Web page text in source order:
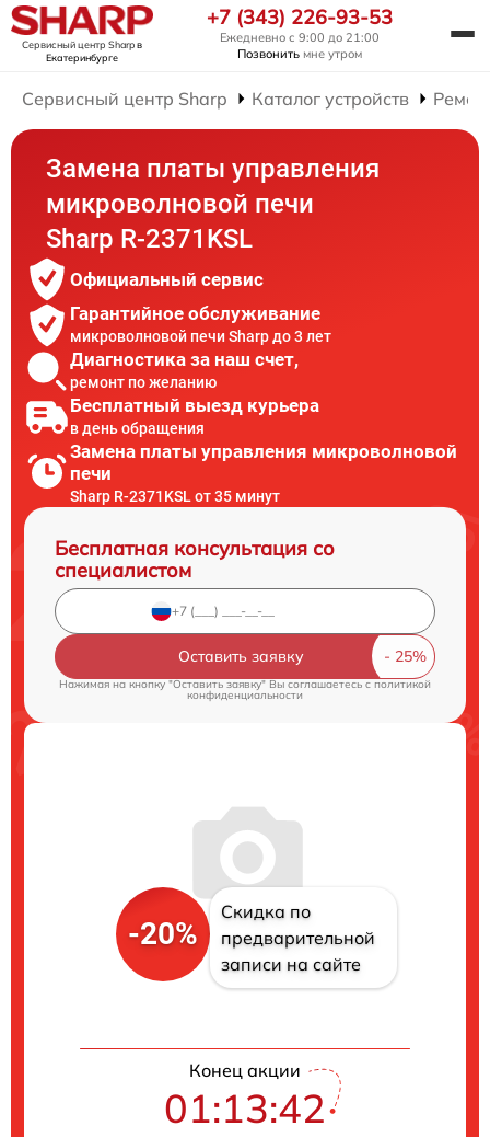
Сервисный центр Sharpв
Екатеринбурге
+7 (343) 226-93-53
Ежедневно с 9:00 до 21:00
Позвонить мне утром
Сервисный центр Sharp Каталог устройств
Замена платы управления
микроволновой печи
Sharp R-2371KSL
Официальный сервис
Гарантийное обслуживание
микроволновой печи Sharp до 3 лет
Диагностика за наш счет,
ремонт по желанию
Бесплатный выезд курьера
в день обращения
Замена платы управления микроволновой
печи
Sharp R-2371KSL от 35 минут
Бесплатная консультация со
специалистом
Оставить заявку
Нажимая на кнопку "Оставить заявку" Вы соглашаетесь cполитикой
конфиденциальности
-20%
Скидка по
предварительной
записи на сайте
Конец акции
01:13:41